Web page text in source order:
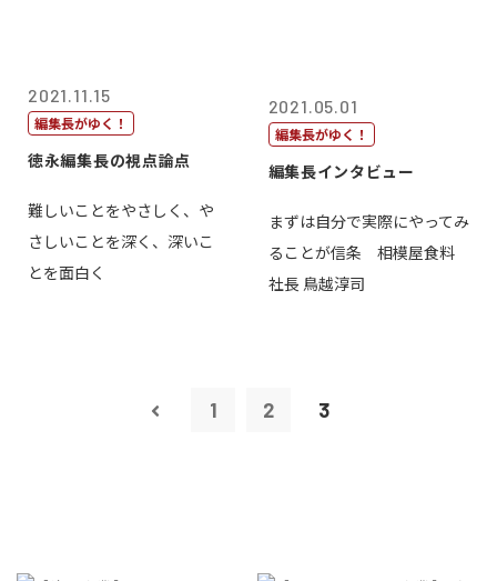
2021.11.15
編集長がゆく！
徳永編集長の視点論点
難しいことをやさしく、や
さしいことを深く、深いこ
とを面白く
2021.05.01
編集長がゆく！
編集長インタビュー
まずは自分で実際にやってみ
ることが信条 相模屋食料
社長 鳥越淳司
1 2 3